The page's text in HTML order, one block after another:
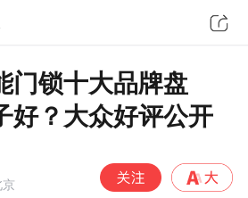
门锁十大品牌盘
好？大众好评公开
京